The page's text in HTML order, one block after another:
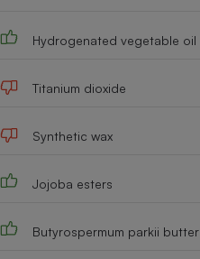
Hydrogenated vegetable oil
Titanium dioxide
Synthetic wax
Jojoba esters
Butyrospermum parkii butter